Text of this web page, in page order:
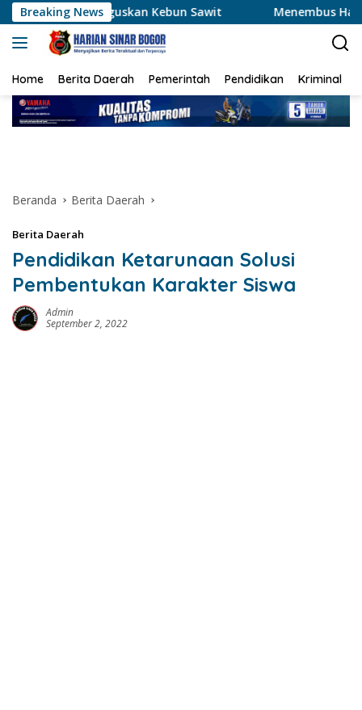
Langsung
ke
konten
Breaking News
Kebun Sawit Menembus Hamparan Jagung,
Home Berita Daerah Pemerintah Pendidikan Kriminal
Beranda Berita Daerah
Berita Daerah
Pendidikan Ketarunaan Solusi
Pembentukan Karakter Siswa
Admin
September 2, 2022